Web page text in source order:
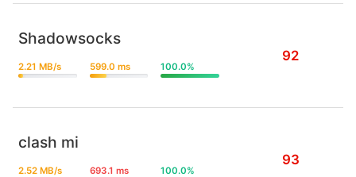
Shadowsocks
2.21 MB/s 599.0 ms 100.0%
92
clash mi
2.52 MB/s 693.1 ms 100.0%
93